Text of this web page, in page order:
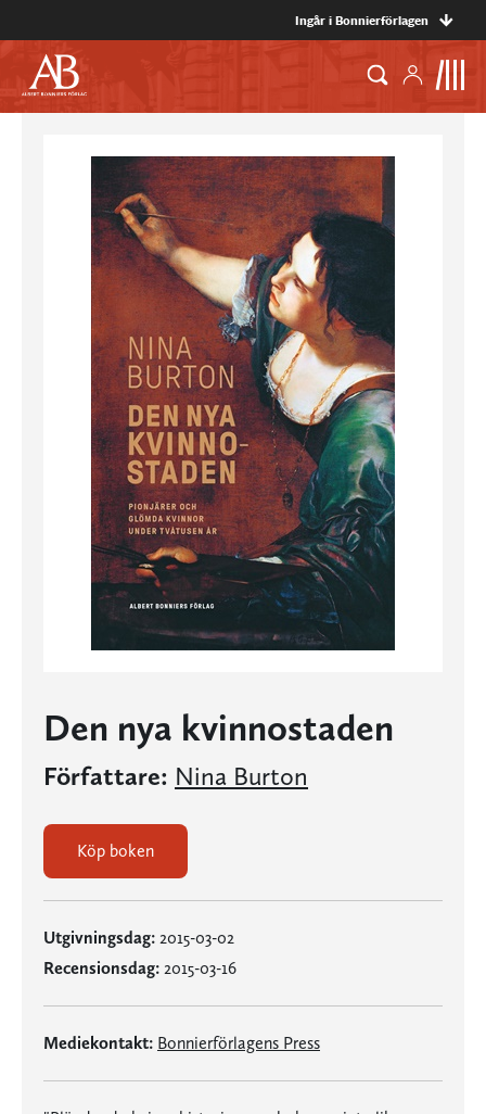
Ingår i Bonnierförlagen
Den nya kvinnostaden
Författare: Nina Burton
Köp boken
Utgivningsdag: 2015-03-02
Recensionsdag: 2015-03-16
Mediekontakt: Bonnierförlagens Press